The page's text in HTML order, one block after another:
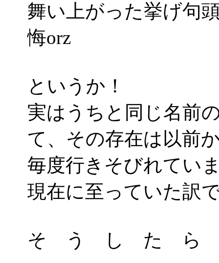
舞い上がった挙げ句
悔orz
というか！
実はうちと同じ名前
て、その存在は以前
毎度行きそびれてい
現在に至っていた訳
そ う し た ら